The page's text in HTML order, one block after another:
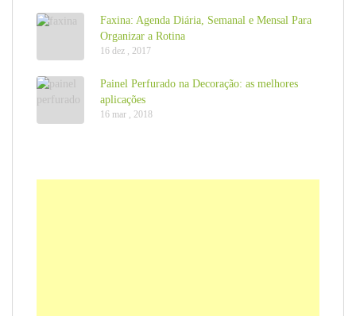
Faxina: Agenda Diária, Semanal e Mensal Para
Organizar a Rotina
16 dez , 2017
Painel Perfurado na Decoração: as melhores
aplicações
16 mar , 2018